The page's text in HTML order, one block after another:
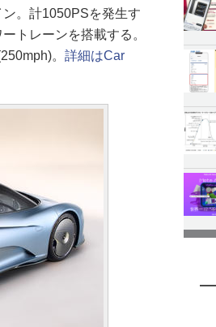
。計1050PSを発生す
トレーンを搭載する。
。 詳細はCar